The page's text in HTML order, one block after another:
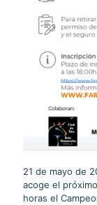
21 de mayo de
acoge el
horas el